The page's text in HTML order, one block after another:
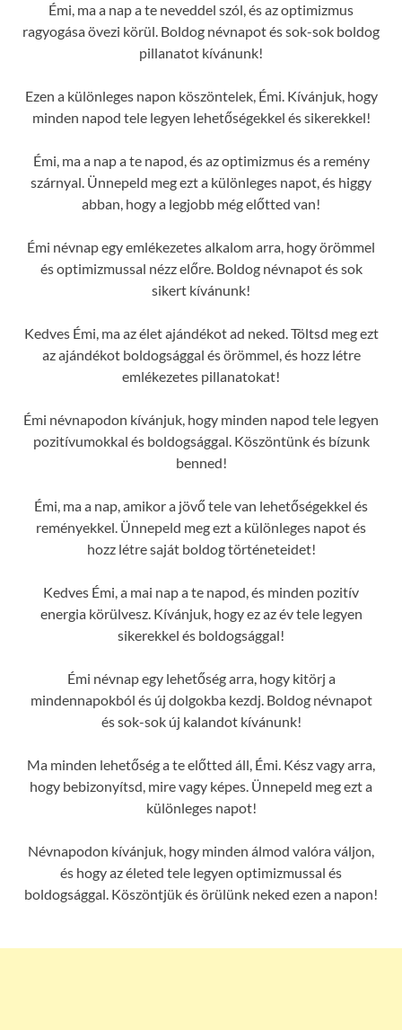
Émi, ma a nap a te neveddel szól, és az optimizmus
ragyogása övezi körül. Boldog névnapot és sok-sok boldog
pillanatot kívánunk!
Ezen a különleges napon köszöntelek, Émi. Kívánjuk, hogy
minden napod tele legyen lehetőségekkel és sikerekkel!
Émi, ma a nap a te napod, és az optimizmus és a remény
szárnyal. Ünnepeld meg ezt a különleges napot, és higgy
abban, hogy a legjobb még előtted van!
Émi névnap egy emlékezetes alkalom arra, hogy örömmel
és optimizmussal nézz előre. Boldog névnapot és sok
sikert kívánunk!
Kedves Émi, ma az élet ajándékot ad neked. Töltsd meg ezt
az ajándékot boldogsággal és örömmel, és hozz létre
emlékezetes pillanatokat!
Émi névnapodon kívánjuk, hogy minden napod tele legyen
pozitívumokkal és boldogsággal. Köszöntünk és bízunk
benned!
Émi, ma a nap, amikor a jövő tele van lehetőségekkel és
reményekkel. Ünnepeld meg ezt a különleges napot és
hozz létre saját boldog történeteidet!
Kedves Émi, a mai nap a te napod, és minden pozitív
energia körülvesz. Kívánjuk, hogy ez az év tele legyen
sikerekkel és boldogsággal!
Émi névnap egy lehetőség arra, hogy kitörj a
mindennapokból és új dolgokba kezdj. Boldog névnapot
és sok-sok új kalandot kívánunk!
Ma minden lehetőség a te előtted áll, Émi. Kész vagy arra,
hogy bebizonyítsd, mire vagy képes. Ünnepeld meg ezt a
különleges napot!
Névnapodon kívánjuk, hogy minden álmod valóra váljon,
és hogy az életed tele legyen optimizmussal és
boldogsággal. Köszöntjük és örülünk neked ezen a napon!